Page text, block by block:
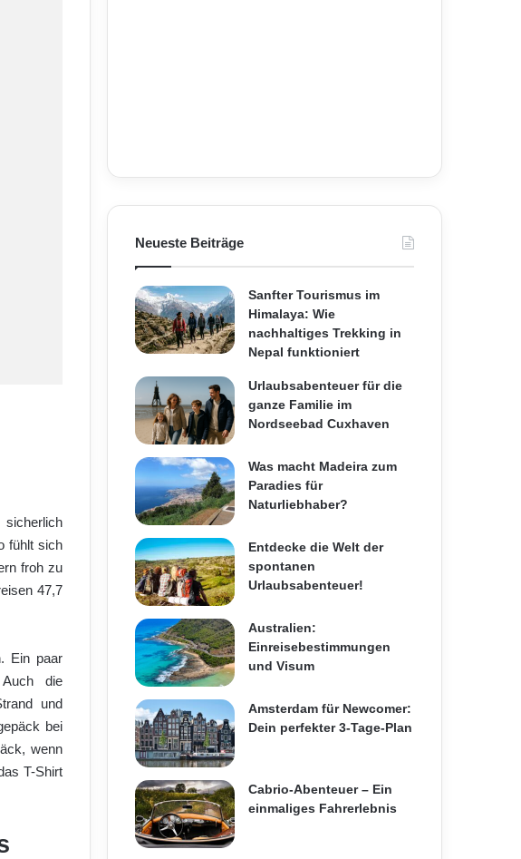
fühlt sich
froh zu
47,7
Ein paar
die
und
bei
wenn
T-Shirt
Neueste Beiträge
Sanfter Tourismus im
Himalaya: Wie
nachhaltiges Trekking in
Nepal funktioniert
Urlaubsabenteuer für die
ganze Familie im
Nordseebad Cuxhaven
Was macht Madeira zum
Paradies für
Naturliebhaber?
Entdecke die Welt der
spontanen
Urlaubsabenteuer!
Australien:
Einreisebestimmungen
und Visum
Amsterdam für Newcomer:
Dein perfekter 3-Tage-Plan
Cabrio-Abenteuer – Ein
einmaliges Fahrerlebnis